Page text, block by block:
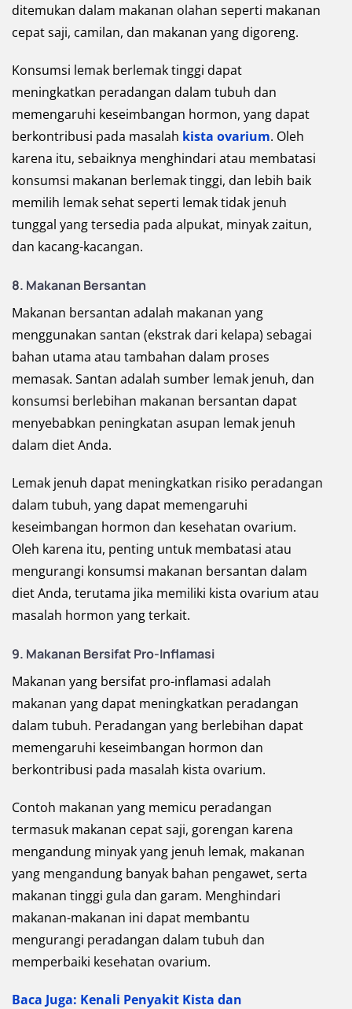
ditemukan dalam makanan olahan seperti makanan
cepat saji, camilan, dan makanan yang digoreng.
Konsumsi lemak berlemak tinggi dapat
meningkatkan peradangan dalam tubuh dan
memengaruhi keseimbangan hormon, yang dapat
berkontribusi pada masalah kista ovarium. Oleh
karena itu, sebaiknya menghindari atau membatasi
konsumsi makanan berlemak tinggi, dan lebih baik
memilih lemak sehat seperti lemak tidak jenuh
tunggal yang tersedia pada alpukat, minyak zaitun,
dan kacang-kacangan.
8. Makanan Bersantan
Makanan bersantan adalah makanan yang
menggunakan santan (ekstrak dari kelapa) sebagai
bahan utama atau tambahan dalam proses
memasak. Santan adalah sumber lemak jenuh, dan
konsumsi berlebihan makanan bersantan dapat
menyebabkan peningkatan asupan lemak jenuh
dalam diet Anda.
Lemak jenuh dapat meningkatkan risiko peradangan
dalam tubuh, yang dapat memengaruhi
keseimbangan hormon dan kesehatan ovarium.
Oleh karena itu, penting untuk membatasi atau
mengurangi konsumsi makanan bersantan dalam
diet Anda, terutama jika memiliki kista ovarium atau
masalah hormon yang terkait.
9. Makanan Bersifat Pro-Inflamasi
Makanan yang bersifat pro-inflamasi adalah
makanan yang dapat meningkatkan peradangan
dalam tubuh. Peradangan yang berlebihan dapat
memengaruhi keseimbangan hormon dan
berkontribusi pada masalah kista ovarium.
Contoh makanan yang memicu peradangan
termasuk makanan cepat saji, gorengan karena
mengandung minyak yang jenuh lemak, makanan
yang mengandung banyak bahan pengawet, serta
makanan tinggi gula dan garam. Menghindari
makanan-makanan ini dapat membantu
mengurangi peradangan dalam tubuh dan
memperbaiki kesehatan ovarium.
Baca Juga: Kenali Penyakit Kista dan